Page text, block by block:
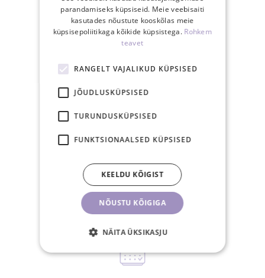
Tasuta saatmine
15.00-ks tasutud
tellimus posti samal
tööpäeval
parandamiseks küpsiseid. Meie veebisaiti
kasutades nõustute kooskõlas meie
küpsisepoliitikaga kõikide küpsistega. Rohkem
teavet
RANGELT VAJALIKUD KÜPSISED
JÕUDLUSKÜPSISED
TURUNDUSKÜPSISED
FUNKTSIONAALSED KÜPSISED
NÕUSTU KÕIGIGA
KEELDU KÕIGIST
NÄITA ÜKSIKASJU